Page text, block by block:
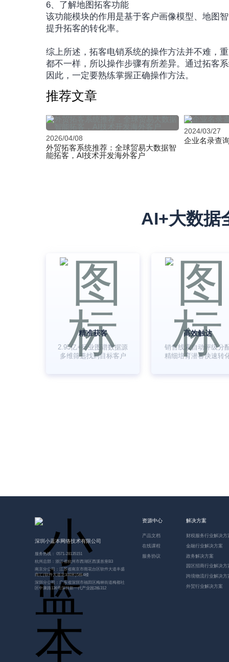
6、了解地图拓客功能
该功能模块的作用是基于客户画像模型、地图
提升拓客的转化率。
综上所述，拓客电销系统的操作方法并不难，
都不一样，所以操作步骤有所差异。通过拓客
因此，一定要熟练掌握正确操作方法。
推荐文章
2026/04/08
外贸拓客系统推荐：全球贸易大数据智
能拓客，AI技术开发海外客户
2024/03/27
企业名录查
AI+大数据
精准获客
2.95亿+行业图谱数据源
多维筛选找到目标客户
高效触达
销售线索自动评级分
精细培育潜客快速转
深圳小蓝本网络技术有限公司
服务热线： 0571-28135151
杭州总部：浙江省杭州市西湖区西溪首座B3
南京分公司：江苏省南京市雨花台区软件大道丰盛
商汇(软件大道北100米)5栋4楼
深圳分公司：广东省深圳市福田区梅林街道梅都社
区中康路136号深圳新一代产业园2栋312
资源中心
产品文档
在线课程
服务协议
解决方案
财税服务行业解决方
金融行业解决方案
政务解决方案
园区招商行业解决方
跨境物流行业解决方
外贸行业解决方案